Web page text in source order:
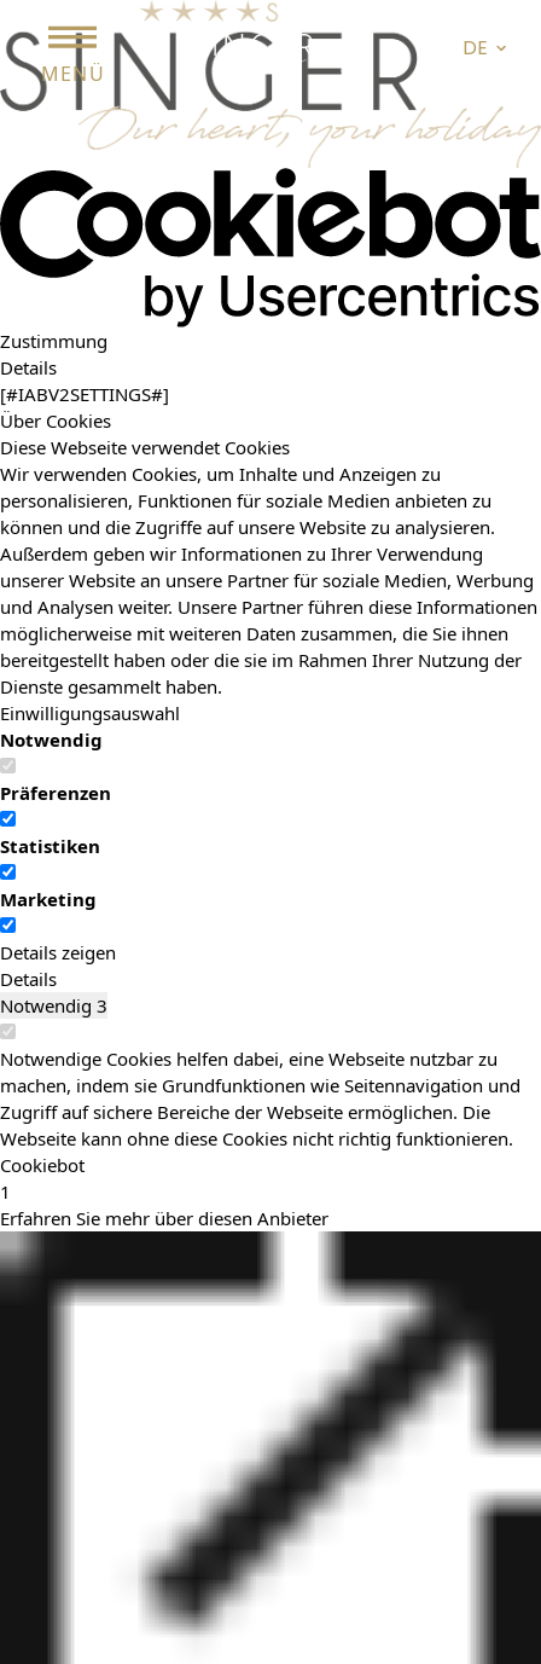
Zustimmung
Details
[#IABV2SETTINGS#]
Über Cookies
Diese Webseite verwendet Cookies
Wir verwenden Cookies, um Inhalte und Anzeigen zu
personalisieren, Funktionen für soziale Medien anbieten zu
können und die Zugriffe auf unsere Website zu analysieren.
Außerdem geben wir Informationen zu Ihrer Verwendung
unserer Website an unsere Partner für soziale Medien, Werbung
und Analysen weiter. Unsere Partner führen diese Informationen
möglicherweise mit weiteren Daten zusammen, die Sie ihnen
bereitgestellt haben oder die sie im Rahmen Ihrer Nutzung der
Dienste gesammelt haben.
Einwilligungsauswahl
Notwendig
Präferenzen
Statistiken
Marketing
Details zeigen
Details
Notwendig 3
Notwendige Cookies helfen dabei, eine Webseite nutzbar zu
machen, indem sie Grundfunktionen wie Seitennavigation und
Zugriff auf sichere Bereiche der Webseite ermöglichen. Die
Webseite kann ohne diese Cookies nicht richtig funktionieren.
Cookiebot
1
Erfahren Sie mehr über diesen Anbieter
MENÜ
DE